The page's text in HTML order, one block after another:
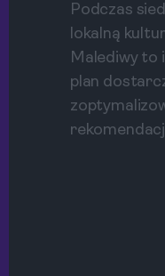
Podczas
lokalną
Malediwy to
plan